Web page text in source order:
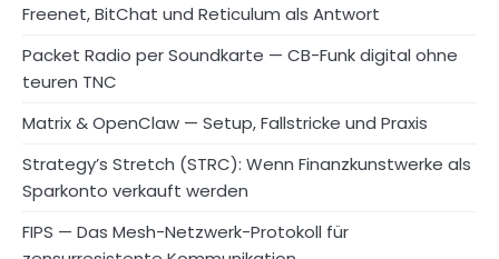
Freenet, BitChat und Reticulum als Antwort
Packet Radio per Soundkarte — CB-Funk digital ohne
teuren TNC
Matrix & OpenClaw — Setup, Fallstricke und Praxis
Strategy’s Stretch (STRC): Wenn Finanzkunstwerke als
Sparkonto verkauft werden
FIPS — Das Mesh-Netzwerk-Protokoll für